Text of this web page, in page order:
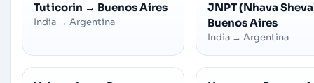
Tuticorin → Buenos Aires
India → Argentina
JNPT (Nhava
Buenos Aires
India → Argentina